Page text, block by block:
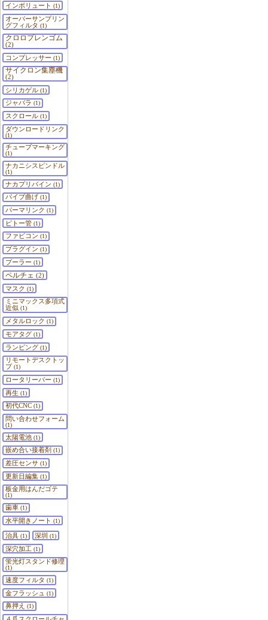
インボリュート (1)
オーバーサンプリン
グフィルタ (1)
クロロプレンゴム
(2)
コンプレッサー (1)
サイクロン集塵機
(2)
シリカゲル(1)
ジャバラ (1)
スクロール(1)
ダウンロードリンク
(1)
チューブマーキング
(1)
ナカニシスピンドル
(1)
ナカプリバイン (1)
パイプ曲げ(1)
パーマリンク (1)
ピトー管(1)
ファビコン (1)
プラグイン (1)
プーラー (1)
ペルチェ (2)
マスク (1)
ミニマックス多項式
近似(1)
メタルロック (1)
モアタグ(1)
ランピング(1)
リモートデスクトッ
プ(1)
ロータリーバー (1)
再生 (1)
初代CNC(1)
問い合わせフォーム
(1)
太陽電池(1)
嵌め合い接着剤 (1)
差圧センサ(1)
更新日編集(1)
板金用はんだゴテ
(1)
歯車(1)
水平開きノート (1)
治具(1) 深圳 (1)
深穴加工 (1)
蛍光灯スタンド修理
(1)
速度フィルタ (1)
金フラッシュ (1)
鼻押え (1)